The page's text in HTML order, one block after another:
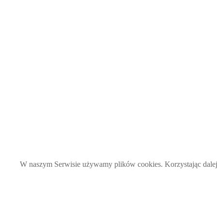
W naszym Serwisie używamy plików cookies. Korzystając